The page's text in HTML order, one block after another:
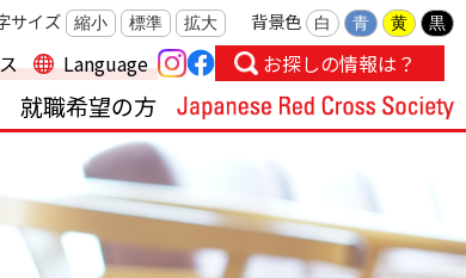
サイズ 縮小 標準 拡大 背景色 白 青 黄 黒
Language お探しの情報は？
就職希望の方